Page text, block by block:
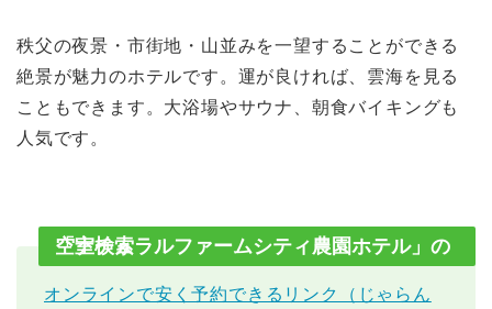
秩父の夜景・市街地・山並みを一望することができる
絶景が魅力のホテルです。運が良ければ、雲海を見る
こともできます。大浴場やサウナ、朝食バイキングも
人気です。
「ナチュラルファームシティ農園ホテル」の空室検索
オンラインで安く予約できるリンク（じゃらん